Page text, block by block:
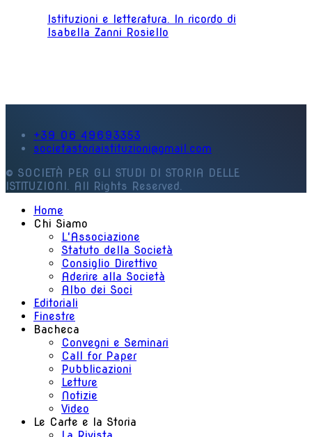
Istituzioni e letteratura. In ricordo di
Isabella Zanni Rosiello
+39 06 49693353
societastoriaistituzioni@gmail.com
© SOCIETÀ PER GLI STUDI DI STORIA DELLE
ISTITUZIONI. All Rights Reserved.
Home
Chi Siamo
L'Associazione
Statuto della Società
Consiglio Direttivo
Aderire alla Società
Albo dei Soci
Editoriali
Finestre
Bacheca
Convegni e Seminari
Call for Paper
Pubblicazioni
Letture
Notizie
Video
Le Carte e la Storia